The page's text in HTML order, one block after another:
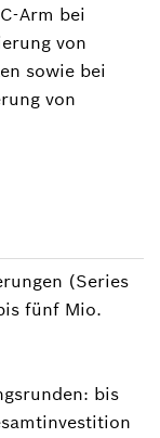
Arm bei
von
sowie bei
von
(Series
fünf Mio.
bis